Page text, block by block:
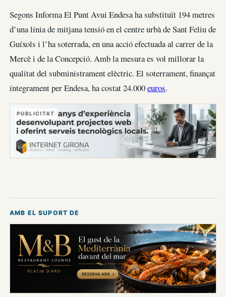
Segons Informa El Punt Avui Endesa ha substituït 194 metres
d’una línia de mitjana tensió en el centre urbà de Sant Feliu de
Guíxols i l’ha soterrada, en una acció efectuada al carrer de la
Mercè i de la Concepció. Amb la mesura es vol millorar la
qualitat del subministrament elèctric. El soterrament, finançat
íntegrament per Endesa, ha costat 24.000euros.
PUBLICITAT
AMB EL SUPORT DE